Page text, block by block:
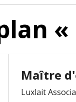
Maître
Luxlait